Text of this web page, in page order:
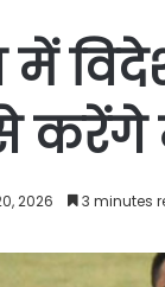
में
करेंगे
2026 3 minutes